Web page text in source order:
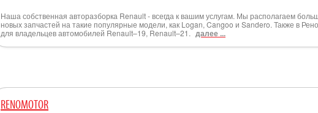
Наша собственная авторазборка Renault - всегда к вашим услугам. Мы располагаем
новых запчастей на такие популярные модели, как Logan, Cangoo и Sandero. Также в
для владельцев автомобилей Renault–19, Renault–21. далее ...
RENOMOTOR